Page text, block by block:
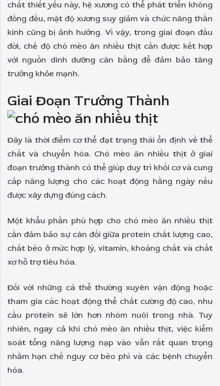
chất thiết yếu này, hệ xương có thể phát triển không
đồng đều, mật độ xương suy giảm và chức năng thần
kinh cũng bị ảnh hưởng. Vì vậy, trong giai đoạn đầu
đời, chế độ chó mèo ăn nhiều thịt cần được kết hợp
với nguồn dinh dưỡng cân bằng để đảm bảo tăng
trưởng khỏe mạnh.
Giai Đoạn Trưởng Thành
Đây là thời điểm cơ thể đạt trạng thái ổn định về thể
chất và chuyển hóa. Chó mèo ăn nhiều thịt ở giai
đoạn trưởng thành có thể giúp duy trì khối cơ và cung
cấp năng lượng cho các hoạt động hằng ngày nếu
được xây dựng đúng cách.
Một khẩu phần phù hợp cho chó mèo ăn nhiều thịt
cần đảm bảo sự cân đối giữa protein chất lượng cao,
chất béo ở mức hợp lý, vitamin, khoáng chất và chất
xơ hỗ trợ tiêu hóa.
Đối với những cá thể thường xuyên vận động hoặc
tham gia các hoạt động thể chất cường độ cao, nhu
cầu protein sẽ lớn hơn nhóm nuôi trong nhà. Tuy
nhiên, ngay cả khi chó mèo ăn nhiều thịt, việc kiểm
soát tổng năng lượng nạp vào vẫn rất quan trọng
nhằm hạn chế nguy cơ béo phì và các bệnh chuyển
hóa.